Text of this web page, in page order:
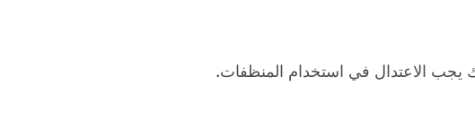
يجب الاعتدال في استخدام المنظفات.